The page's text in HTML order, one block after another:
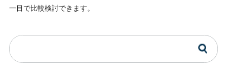
一目で比較検討できます。